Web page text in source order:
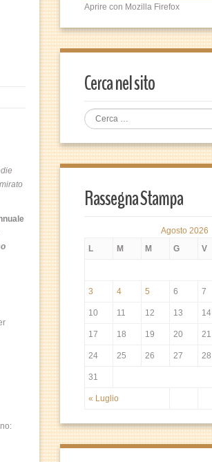
Aprire con Mozilla Firefox
Cerca nel sito
Rassegna Stampa
Agosto 2026
L
M M G V
« Luglio
3 4 5 6 7
10 11 12 13 14
17 18 19 20 21
24 25 26 27 28
31